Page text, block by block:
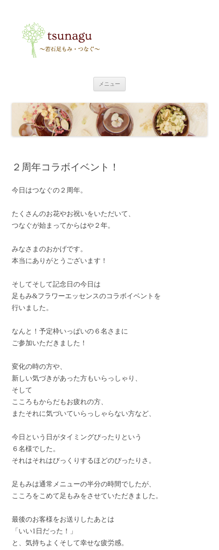
メニュー
ツ
へ
ス
キ
ッ
２周年コラボイベント！
今日はつなぐの２周年。
たくさんのお花やお祝いをいただいて、
つなぐが始まってからはや２年。
みなさまのおかげです。
本当にありがとうございます！
そしてそして記念日の今日は
足もみ&フラワーエッセンスのコラボイベントを
行いました。
なんと！予定枠いっぱいの６名さまに
ご参加いただきました！
変化の時の方や、
新しい気づきがあった方もいらっしゃり、
そして
こころもからだもお疲れの方、
またそれに気づいていらっしゃらない方など、
今日という日がタイミングぴったりという
６名様でした。
それはそれはびっくりするほどのぴったりさ。
足もみは通常メニューの半分の時間でしたが、
こころをこめて足もみをさせていただきました。
最後のお客様をお送りしたあとは
「いい1日だった！」
と、気持ちよくそして幸せな疲労感。